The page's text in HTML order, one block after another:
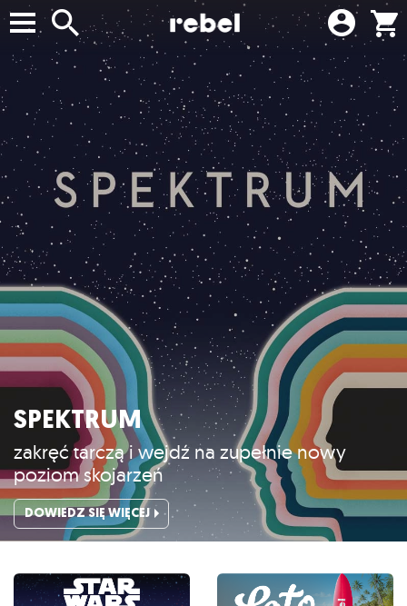
SPEKTRUM
zakręć tarczą i wejdź na zupełnie nowy
poziom skojarzeń
DOWIEDZ SIĘ WIĘCEJ